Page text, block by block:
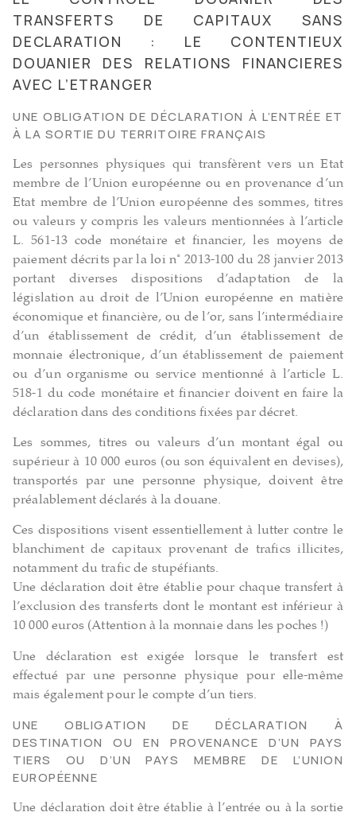
TRANSFERTS DE CAPITAUX SANS
DECLARATION : LE CONTENTIEUX
DOUANIER DES RELATIONS FINANCIERES
AVEC L’ETRANGER
UNE OBLIGATION DE DÉCLARATION À L’ENTRÉE ET
À LA SORTIE DU TERRITOIRE FRANÇAIS
Les personnes physiques qui transfèrent vers un Etat
membre de l’Union européenne ou en provenance d’un
Etat membre de l’Union européenne des sommes, titres
ou valeurs y compris les valeurs mentionnées à l’article
L. 561-13 code monétaire et financier, les moyens de
paiement décrits par la loi n° 2013-100 du 28 janvier 2013
portant diverses dispositions d’adaptation de la
législation au droit de l’Union européenne en matière
économique et financière, ou de l’or, sans l’intermédiaire
d’un établissement de crédit, d’un établissement de
monnaie électronique, d’un établissement de paiement
ou d’un organisme ou service mentionné à l’article L.
518-1 du code monétaire et financier doivent en faire la
déclaration dans des conditions fixées par décret.
Les sommes, titres ou valeurs d’un montant égal ou
supérieur à 10 000 euros (ou son équivalent en devises),
transportés par une personne physique, doivent être
préalablement déclarés à la douane.
Ces dispositions visent essentiellement à lutter contre le
blanchiment de capitaux provenant de trafics illicites,
notamment du trafic de stupéfiants.
Une déclaration doit être établie pour chaque transfert à
l’exclusion des transferts dont le montant est inférieur à
10 000 euros (Attention à la monnaie dans les poches !)
Une déclaration est exigée lorsque le transfert est
effectué par une personne physique pour elle-même
mais également pour le compte d’un tiers.
UNE OBLIGATION DE DÉCLARATION À
DESTINATION OU EN PROVENANCE D’UN PAYS
TIERS OU D’UN PAYS MEMBRE DE L’UNION
EUROPÉENNE
Une déclaration doit être établie à l’entrée ou à la sortie